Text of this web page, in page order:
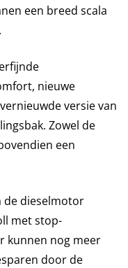
een breed scala
nieuwe
versie van
Zowel de
een
de dieselmotor
met stop-
kunnen nog meer
door de